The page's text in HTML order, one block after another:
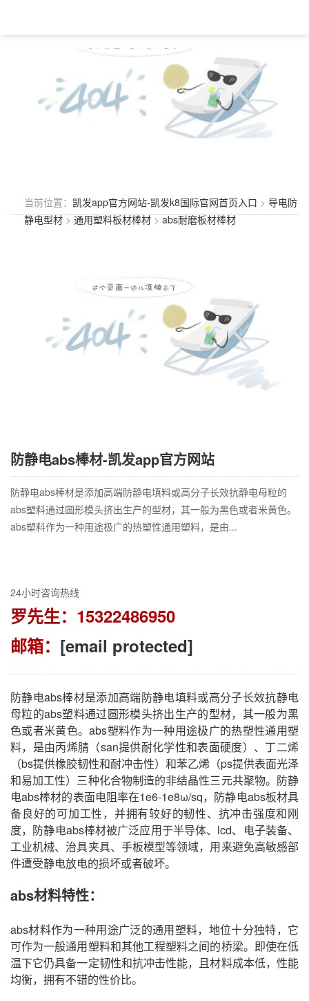
当前位置： 凯发app官方网站-凯发k8国际官网首页入口 > 导电防
静电型材>通用塑料板材棒材>abs耐磨板材棒材
防静电abs棒材-凯发app官方网站
防静电abs棒材是添加高端防静电填料或高分子长效抗静电母粒的
abs塑料通过圆形模头挤出生产的型材，其一般为黑色或者米黄色。
abs塑料作为一种用途极广的热塑性通用塑料，是由...
24小时咨询热线
罗先生：15322486950
邮箱： [email protected]
防静电abs棒材是添加高端防静电填料或高分子长效抗静电
母粒的abs塑料通过圆形模头挤出生产的型材，其一般为黑
色或者米黄色。abs塑料作为一种用途极广的热塑性通用塑
料，是由丙烯腈（san提供耐化学性和表面硬度）、丁二烯
（bs提供橡胶韧性和耐冲击性）和苯乙烯（ps提供表面光泽
和易加工性）三种化合物制造的非结晶性三元共聚物。防静
电abs棒材的表面电阻率在1e6-1e8ω/sq，防静电abs板材具
备良好的可加工性，并拥有较好的韧性、抗冲击强度和刚
度，防静电abs棒材被广泛应用于半导体、lcd、电子装备、
工业机械、治具夹具、手板模型等领域，用来避免高敏感部
件遭受静电放电的损坏或者破坏。
abs材料特性：
abs材料作为一种用途广泛的通用塑料，地位十分独特，它
可作为一般通用塑料和其他工程塑料之间的桥梁。即使在低
温下它仍具备一定韧性和抗冲击性能，且材料成本低，性能
均衡，拥有不错的性价比。